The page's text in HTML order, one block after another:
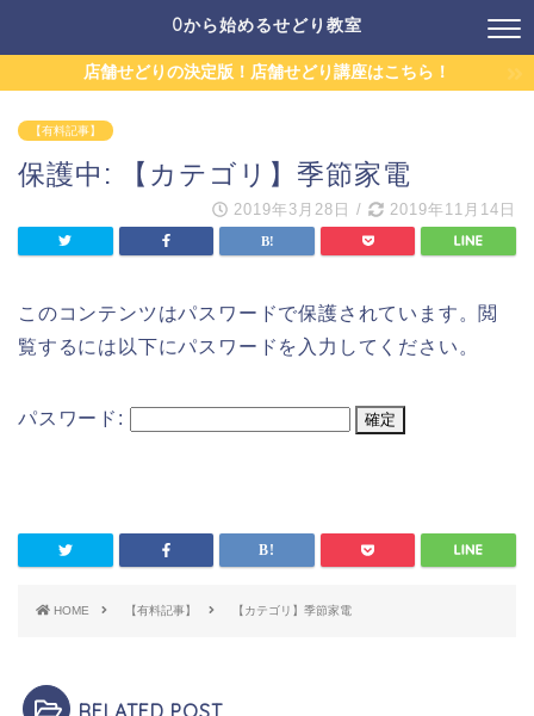
0から始めるせどり教室
店舗せどりの決定版！店舗せどり講座はこちら！
【有料記事】
保護中: 【カテゴリ】季節家電
2019年3月28日 / 2019年11月14日
このコンテンツはパスワードで保護されています。閲
覧するには以下にパスワードを入力してください。
パスワード:
HOME 【有料記事】 【カテゴリ】季節家電
RELATED POST